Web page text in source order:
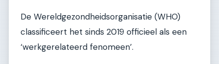
De Wereldgezondheidsorganisatie (WHO)
classificeert het sinds 2019 officieel als een
‘werkgerelateerd fenomeen’.